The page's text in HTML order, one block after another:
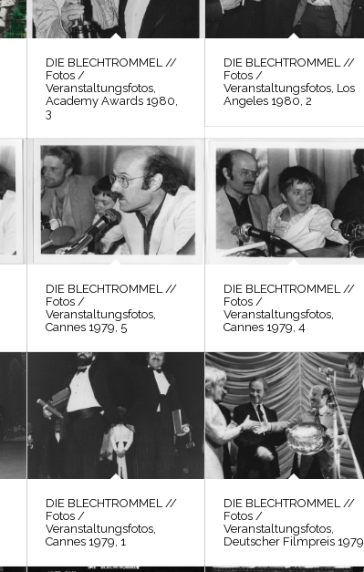
DIE BLECHTROMMEL //
Fotos /
Veranstaltungsfotos,
Academy Awards 1980,
3
DIE BLECHTROMMEL //
Fotos /
Veranstaltungsfotos, Los
Angeles 1980, 2
DIE BLECHTROMMEL //
Fotos /
Veranstaltungsfotos,
Cannes 1979, 5
DIE BLECHTROMMEL //
Fotos /
Veranstaltungsfotos,
Cannes 1979, 4
DIE BLECHTROMMEL //
Fotos /
Veranstaltungsfotos,
Cannes 1979, 1
DIE BLECHTROMMEL //
Fotos /
Veranstaltungsfotos,
Deutscher Filmpreis 1979